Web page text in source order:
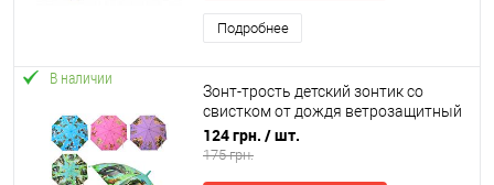
Подробнее
В наличии
Зонт-трость детский зонтик со
свистком от дождя ветрозащитный
84см OSPORT (MK 5814)
124 грн. / шт.
175 грн.